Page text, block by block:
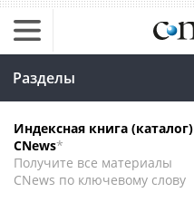
Разделы
Индексная книга (каталог)
CNews*
Получите все материалы
CNews по ключевому слову